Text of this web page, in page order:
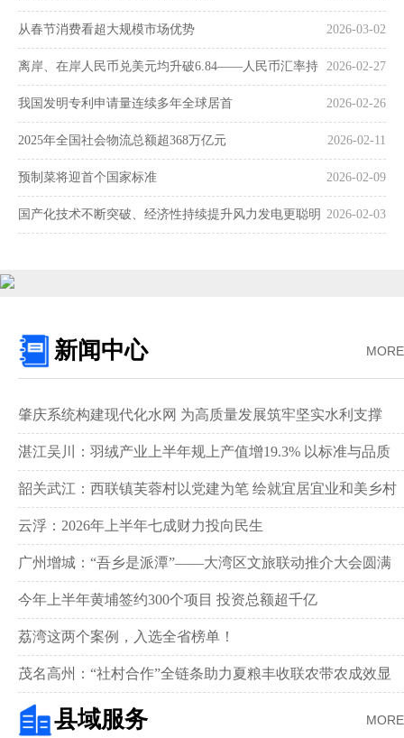
2026-03-02
从春节消费看超大规模市场优势
2026-02-27
离岸、在岸人民币兑美元均升破6.84——人民币汇率持
续走强 2026-02-26
我国发明专利申请量连续多年全球居首
2026-02-11
2025年全国社会物流总额超368万亿元
2026-02-09
预制菜将迎首个国家标准
2026-02-03
国产化技术不断突破、经济性持续提升风力发电更聪明
MORE
新闻中心
肇庆系统构建现代化水网 为高质量发展筑牢坚实水利支撑‌
湛江吴川：羽绒产业上半年规上产值增19.3% 以标准与品质
领跑全国赛道‌
韶关武江：西联镇芙蓉村以党建为笔 绘就宜居宜业和美乡村
新画卷‌
云浮：2026年上半年七成财力投向民生
广州增城：“吾乡是派潭”——大湾区文旅联动推介大会圆满
举行
今年上半年黄埔签约300个项目 投资总额超千亿
荔湾这两个案例，入选全省榜单！
茂名高州：“社村合作”全链条助力夏粮丰收联农带农成效显
著‌
MORE
县域服务